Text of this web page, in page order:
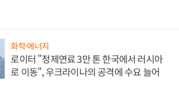
화학·에너지
로이터 "정제연료 3만 톤 한국에서 러시아
로 이동", 우크라이나의 공격에 수요 늘어